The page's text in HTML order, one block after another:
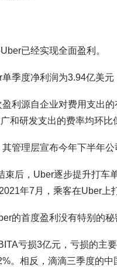
已经实现全面盈利。
季度净利润为3.94亿美元
利源自企业对费用支出
和研发支出的费率均环比
管理层宣布今年下半年公
束后，Uber逐步提升打
年7月，乘客在Uber上
的首度盈利没有特别的
亏损3亿元，亏损的主
。相反，滴滴三季度的中